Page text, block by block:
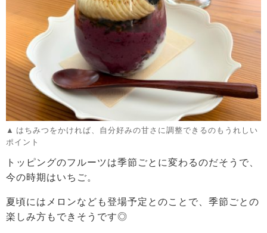
はちみつをかければ、自分好みの甘さに調整できるのもうれしい
ポイント
トッピングのフルーツは季節ごとに変わるのだそうで、
今の時期はいちご。
夏頃にはメロンなども登場予定とのことで、季節ごとの
楽しみ方もできそうです◎